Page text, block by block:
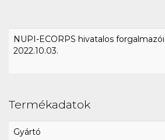
NUPI-ECORPS hivatalos
2022.10.03.
Termékadatok
Gyártó